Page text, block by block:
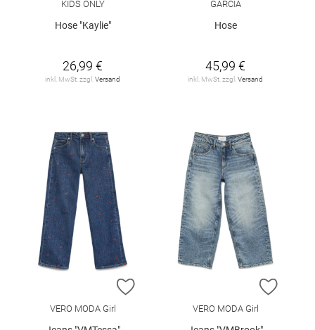
KIDS ONLY
Hose "Kaylie"
26,99 €
inkl. MwSt. zzgl. Versand
GARCIA
Hose
45,99 €
inkl. MwSt. zzgl. Versand
ZUR WUNSCHLISTE HINZUFÜGEN
VERO MODA Girl
ZUR
VERO MODA Girl